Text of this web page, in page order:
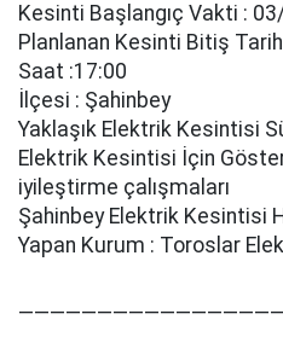
Kesinti Başlangıç Vakti :
Planlanan Kesinti Bitiş
Saat :17:00
İlçesi : Şahinbey
Yaklaşık Elektrik Kesintisi
Elektrik Kesintisi İçin
i̇yi̇leşti̇rme çalışmaları
Şahinbey Elektrik Kesintisi
Yapan Kurum : Toroslar